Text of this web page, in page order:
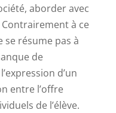
aborder avec
à ce
se résume pas à
de
d’un
entre l’offre
de l’élève.